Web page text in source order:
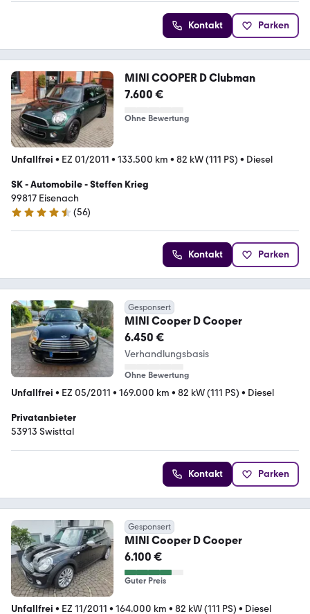
Kontakt Parken
MINI COOPER D Clubman
7.600 €
Ohne Bewertung
Unfallfrei • EZ 01/2011 • 133.500 km • 82 kW (111 PS) • Diesel
SK - Automobile - Steffen Krieg
99817 Eisenach
4.5 Sterne
(56)
Kontakt Parken
Gesponsert
MINI Cooper D Cooper
6.450 €
Verhandlungsbasis
Ohne Bewertung
Unfallfrei • EZ 05/2011 • 169.000 km • 82 kW (111 PS) • Diesel
Privatanbieter
53913 Swisttal
Kontakt Parken
Gesponsert
MINI Cooper D Cooper
6.100 €
Guter Preis
Unfallfrei • EZ 11/2011 • 164.000 km • 82 kW (111 PS) • Diesel